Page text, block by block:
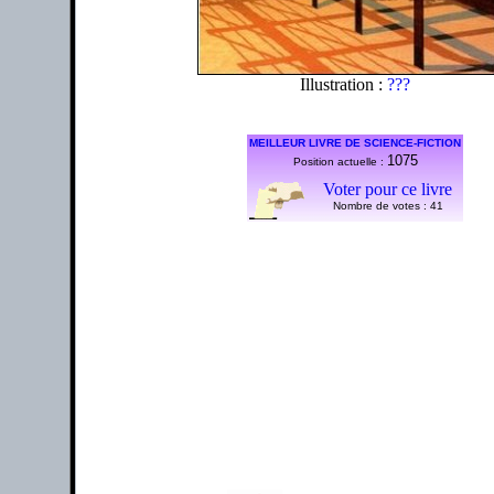
Illustration : ???
MEILLEUR LIVRE DE SCIENCE-FICTION
Position actuelle : 1075
Voter pour ce livre
Nombre de votes : 41